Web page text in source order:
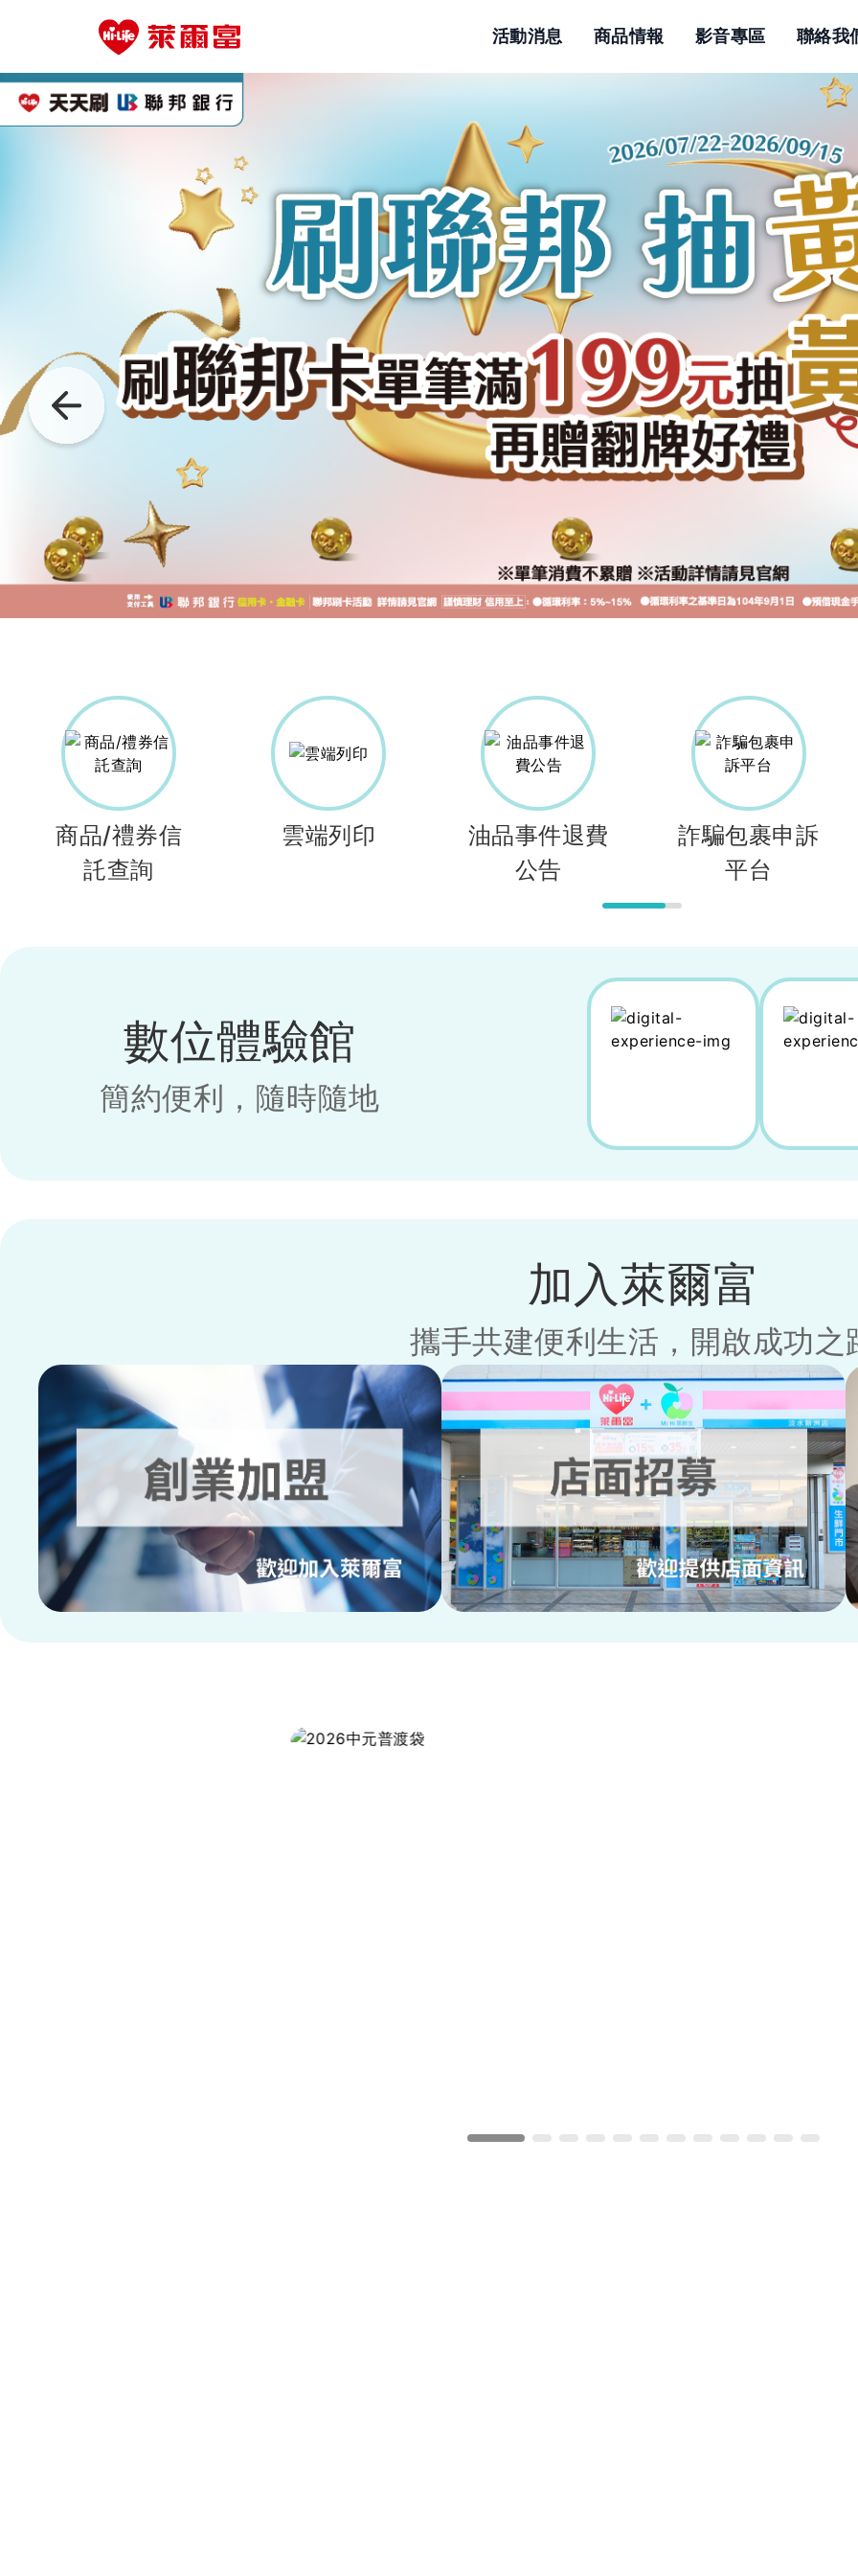
活動消息 商品情報 影音專區 聯絡我
商品/禮券信
託查詢
雲端列印
油品事件退費
公告
詐騙包裹申訴
平台
數位體驗館
簡約便利，隨時隨地
加入萊爾富
攜手共建便利生活，開啟成功之